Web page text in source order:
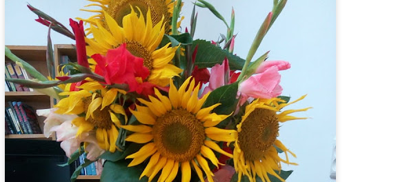
🍕🍔КНИЖКОВЕ МЕНЮ НА ВИХІДНІ ДНІ ВІД
🍨
КНИЖКОВЕ МЕНЮ НА ВИХІДНІ ДНІ ВІД ПРОЧИТАЙ.КНИГОЗБІРНЯ
Перша страва
«Місяцю, місяцю» Степан Процюк.
"Місяцю, місяцю" - роман про Григора Тютюнника - дещо несподівана спроба заглянути у
одного з найцікавіших авторів в історії української літератури другої половини ХХ
але водночас піднесено світлий у своїй людиноцентринчності й людяності - власне,
орієнтирах покоління письменників, що увійшли в літературу в роки "великої відлиги" і для
розвиненого соціалізму" виявлялися смертельно несприятливими як для творчості, так і